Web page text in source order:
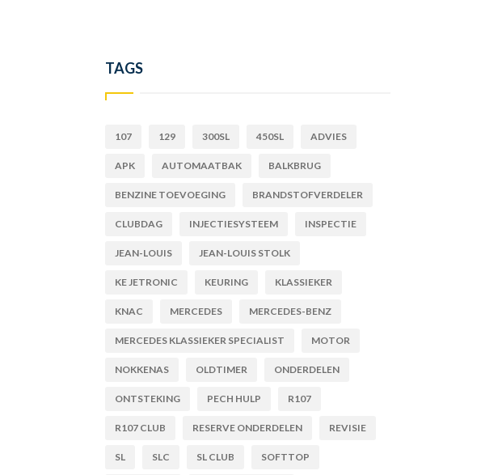
TAGS
107 129 300SL 450SL ADVIES
APK AUTOMAATBAK BALKBRUG
BENZINE TOEVOEGING BRANDSTOFVERDELER
CLUBDAG INJECTIESYSTEEM INSPECTIE
JEAN-LOUIS JEAN-LOUIS STOLK
KE JETRONIC KEURING KLASSIEKER
KNAC MERCEDES MERCEDES-BENZ
MERCEDES KLASSIEKER SPECIALIST MOTOR
NOKKENAS OLDTIMER ONDERDELEN
ONTSTEKING PECH HULP R107
R107 CLUB RESERVE ONDERDELEN REVISIE
SL SLC SL CLUB SOFTTOP